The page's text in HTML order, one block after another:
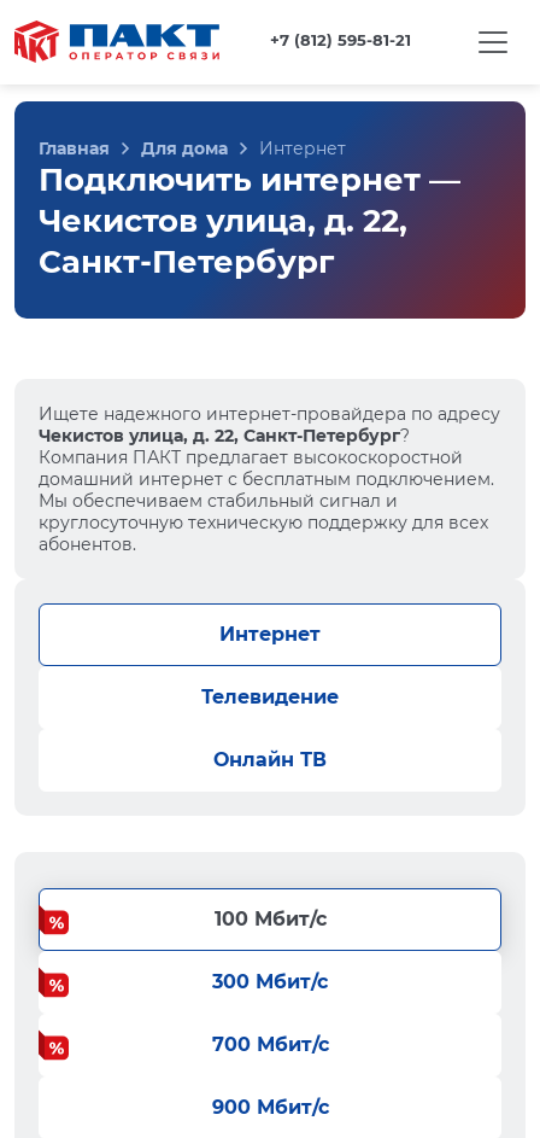
+7 (812) 595-81-21
Главная Для дома Интернет
Подключить интернет —
Чекистов улица, д. 22,
Санкт-Петербург
Ищете надежного интернет-провайдера по адресу
Чекистов улица, д. 22, Санкт-Петербург?
Компания ПАКТ предлагает высокоскоростной
домашний интернет с бесплатным подключением.
Мы обеспечиваем стабильный сигнал и
круглосуточную техническую поддержку для всех
абонентов.
Интернет
Телевидение
Онлайн ТВ
100 Мбит/с
300 Мбит/с
700 Мбит/с
900 Мбит/с